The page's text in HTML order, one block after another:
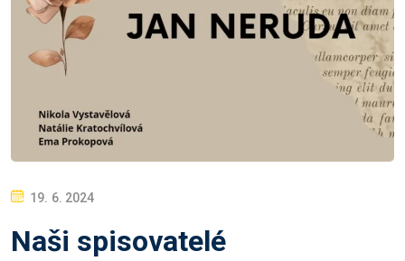
P
S
19. 6. 2024
Naši spisovatelé